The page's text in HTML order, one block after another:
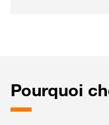
Pourquoi